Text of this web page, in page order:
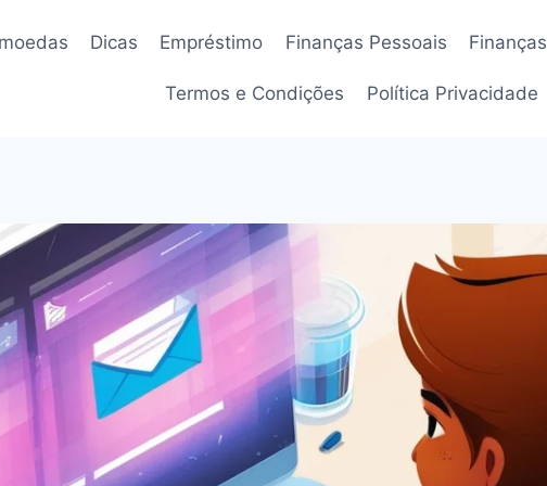
Dicas Empréstimo Finanças Pessoais Finanças
Termos e Condições Política Privacidade